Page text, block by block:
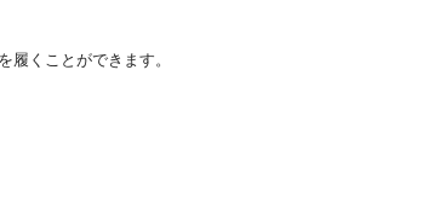
くことができます。